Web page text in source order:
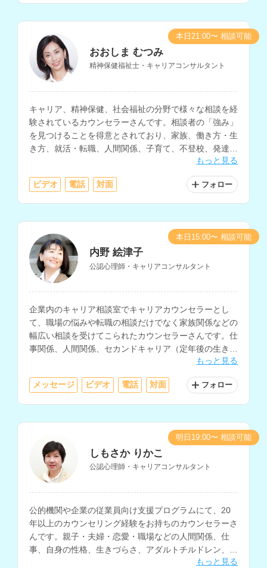
おおしま むつみ
精神保健福祉士・キャリアコンサルタント
キャリア、精神保健、社会福祉の分野で様々な相談を経
験されているカウンセラーさんです。相談者の「強み」
を見つけることを得意とされており、家族、働き方・生
き方、就活・転職、人間関係、子育て、不登校、発達障
もっと見る
ビデオ 電話 対面 フォロー
本日21:00〜 相談可能
内野 絵津子
公認心理師・キャリアコンサルタント
企業内のキャリア相談室でキャリアカウンセラーとし
て、職場の悩みや転職の相談だけでなく家族関係などの
幅広い相談を受けてこられたカウンセラーさんです。仕
事関係、人間関係、セカンドキャリア（定年後の生き
もっと見る
メッセージ ビデオ 電話 対面 フォロー
本日15:00〜 相談可能
しもさか りかこ
公認心理師・キャリアコンサルタント
公的機関や企業の従業員向け支援プログラムにて、20
年以上のカウンセリング経験をお持ちのカウンセラーさ
んです。親子・夫婦・恋愛・職場などの人間関係、仕
事、自身の性格、生きづらさ、アダルトチルドレン、
HSP、コミュニケーションなどの相談に対応されていま
もっと見る
明日19:00〜 相談可能